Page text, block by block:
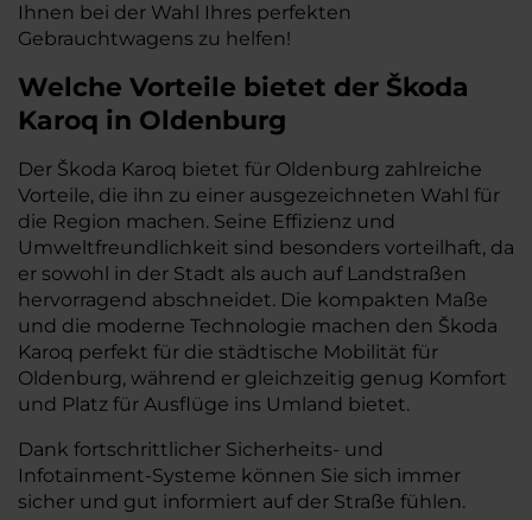
Ihnen bei der Wahl Ihres perfekten
Gebrauchtwagens zu helfen!
Welche Vorteile bietet der Škoda
Karoq in Oldenburg
Der Škoda Karoq bietet für Oldenburg zahlreiche
Vorteile, die ihn zu einer ausgezeichneten Wahl für
die Region machen. Seine Effizienz und
Umweltfreundlichkeit sind besonders vorteilhaft, da
er sowohl in der Stadt als auch auf Landstraßen
hervorragend abschneidet. Die kompakten Maße
und die moderne Technologie machen den Škoda
Karoq perfekt für die städtische Mobilität für
Oldenburg, während er gleichzeitig genug Komfort
und Platz für Ausflüge ins Umland bietet.
Dank fortschrittlicher Sicherheits- und
Infotainment-Systeme können Sie sich immer
sicher und gut informiert auf der Straße fühlen.